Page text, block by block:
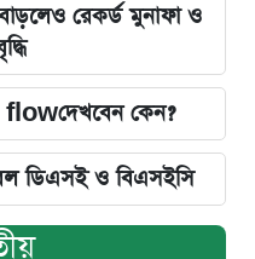
রেকর্ড মুনাফা ও
কেন?
ডিএসই ও বিএসইসি